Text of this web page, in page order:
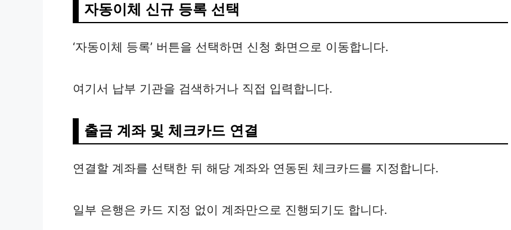
자동이체 신규 등록 선택
‘자동이체 등록’ 버튼을 선택하면 신청 화면으로 이동합니다.
여기서 납부 기관을 검색하거나 직접 입력합니다.
출금 계좌 및 체크카드 연결
연결할 계좌를 선택한 뒤 해당 계좌와 연동된 체크카드를 지정합니다.
일부 은행은 카드 지정 없이 계좌만으로 진행되기도 합니다.